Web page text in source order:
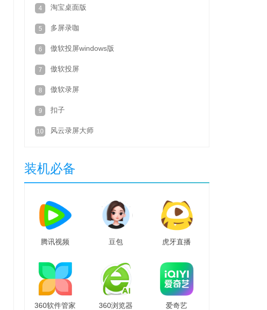
4 淘宝桌面版
5 多屏录咖
6 傲软投屏windows版
7 傲软投屏
8 傲软录屏
9 扣子
10 风云录屏大师
装机必备
腾讯视频 豆包 虎牙直播
360软件管家 360浏览器 爱奇艺